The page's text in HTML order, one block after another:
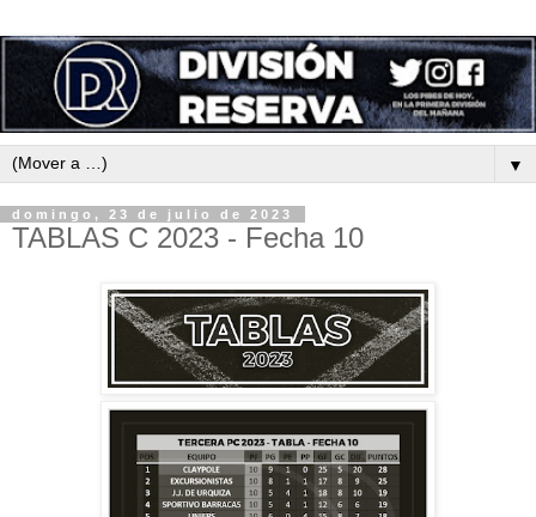
▼
domingo, 23 de julio de 2023
TABLAS C 2023 - Fecha 10